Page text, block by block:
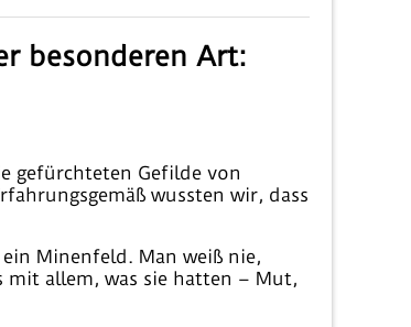
besonderen Art:
gefürchteten Gefilde von
wussten wir, dass
Minenfeld. Man weiß nie,
mit allem, was sie hatten – Mut,